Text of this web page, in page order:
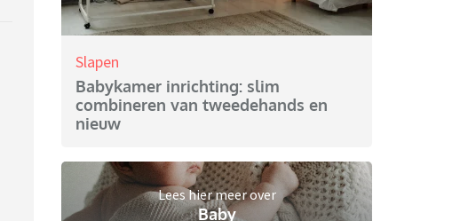
Slapen
Babykamer inrichting: slim
combineren van tweedehands en
nieuw
Lees hier meer over
Baby